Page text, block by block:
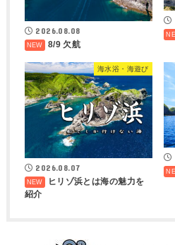
2026.08.08
8/9 欠航
海水浴・海遊び
2026.08.07
ヒリゾ浜とは海の魅力を
紹介